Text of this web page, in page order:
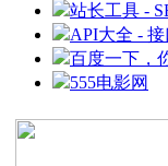
站长工具 -
API大全 -
百度一下，
555电影网